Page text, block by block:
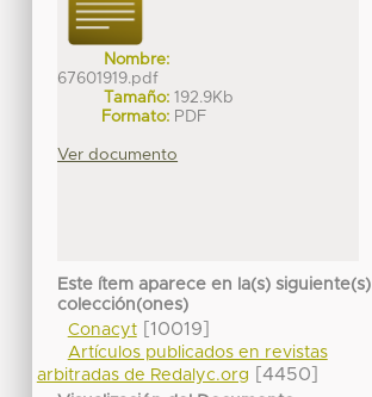
Nombre:
67601919.pdf
Tamaño: 192.9Kb
Formato: PDF
Ver documento
Este ítem aparece en la(s) siguiente(s)
colección(ones)
Conacyt[10019]
Artículos publicados en revistas
arbitradas de Redalyc.org
[4450]